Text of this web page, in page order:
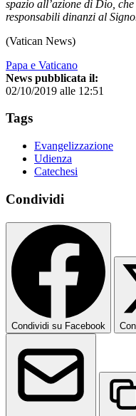
spazio all’azione di Dio,
responsabili dinanzi al
(Vatican News)
Papa e Vaticano
News pubblicata il:
02/10/2019 alle 12:51
Tags
Evangelizzazione
Udienza
Catechesi
Condividi
Condividi su Facebook